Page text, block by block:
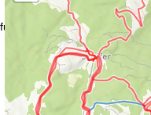
Zur Kontaktseite